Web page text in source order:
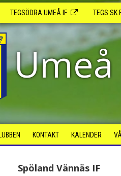
TEGSÖDRA UMEÅ IF TEGS SK
Umeå
KONTAKT KALENDER
Spöland Vännäs IF